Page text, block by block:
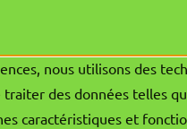
nous utilisons des
des données telles
caractéristiques et